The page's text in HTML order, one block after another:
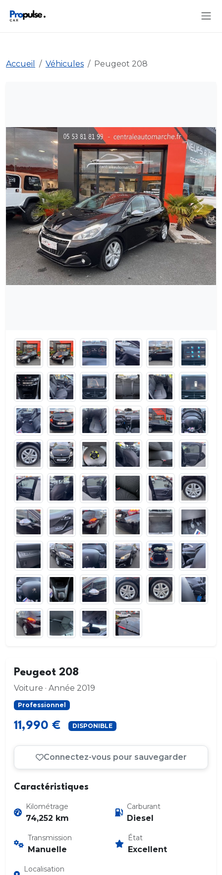
Accueil Véhicules Peugeot 208
Précédent
Peugeot 208
Voiture · Année 2019
Professionnel
11,990 € DISPONIBLE
Connectez-vous pour sauvegarder
Caractéristiques
Kilométrage
74,252 km
Carburant
Diesel
Transmission
Manuelle
État
Excellent
Localisation